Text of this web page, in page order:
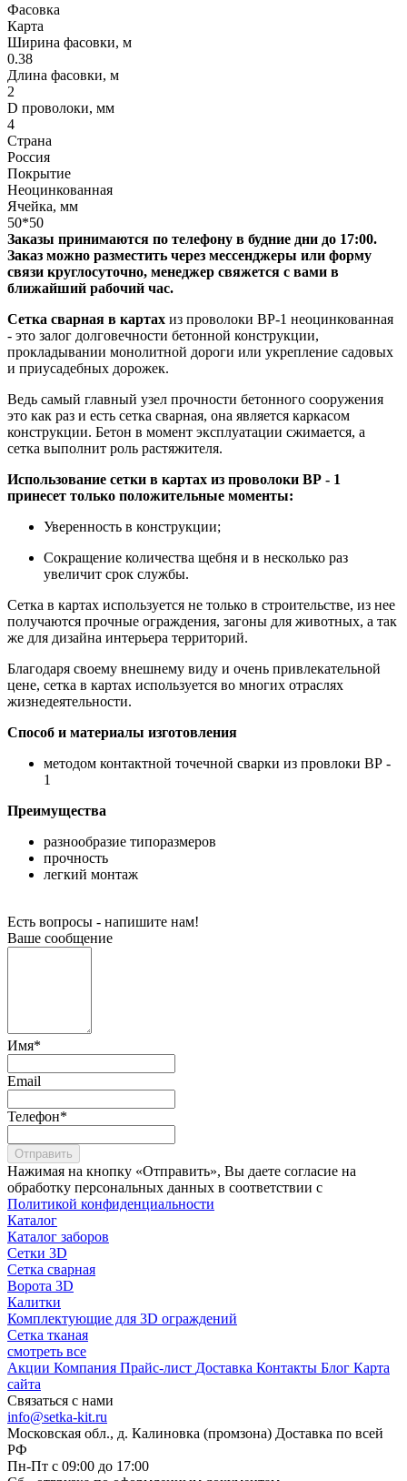
Фасовка
Карта
Ширина фасовки, м
0.38
Длина фасовки, м
2
D проволоки, мм
4
Страна
Россия
Покрытие
Неоцинкованная
Ячейка, мм
50*50
Заказы принимаются по телефону в будние дни до 17:00.
Заказ можно разместить через мессенджеры или форму
связи круглосуточно, менеджер свяжется с вами в
ближайший рабочий час.
Сетка сварная в картах из проволоки ВР-1 неоцинкованная
- это залог долговечности бетонной конструкции,
прокладывании монолитной дороги или укрепление садовых
и приусадебных дорожек.
Ведь самый главный узел прочности бетонного сооружения
это как раз и есть сетка сварная, она является каркасом
конструкции. Бетон в момент эксплуатации сжимается, а
сетка выполнит роль растяжителя.
Использование сетки в картах из проволоки ВР - 1
принесет только положительные моменты:
Уверенность в конструкции;
Сокращение количества щебня и в несколько раз
увеличит срок службы.
Сетка в картах используется не только в строительстве, из нее
получаются прочные ограждения, загоны для животных, а так
же для дизайна интерьера территорий.
Благодаря своему внешнему виду и очень привлекательной
цене, сетка в картах используется во многих отраслях
жизнедеятельности.
Способ и материалы изготовления
методом контактной точечной сварки из провлоки ВР -
1
Преимущества
разнообразие типоразмеров
прочность
легкий монтаж
Есть вопросы - напишите нам!
Ваше сообщение
Имя*
Email
Телефон*
Отправить
Нажимая на кнопку «Отправить», Вы даете согласие на
обработку персональных данных в соответствии с
Политикой конфиденциальности
Каталог
Каталог заборов
Сетки 3D
Сетка сварная
Ворота 3D
Калитки
Комплектующие для 3D ограждений
Сетка тканая
смотреть все
Акции Компания Прайс-лист Доставка Контакты Блог Карта
сайта
Связаться с нами
info@setka-kit.ru
Московская обл., д. Калиновка (промзона) Доставка по всей
РФ
Пн-Пт с 09:00 до 17:00